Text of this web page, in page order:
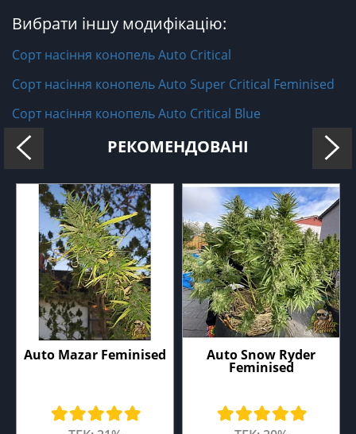
Вибрати іншу модифікацію:
Сорт насіння конопель Auto Critical
Сорт насіння конопель Auto Super Critical Feminised
Сорт насіння конопель Auto Critical Blue
РЕКОМЕНДОВАНІ
Auto Mazar Feminised Auto Snow Ryder
Feminised